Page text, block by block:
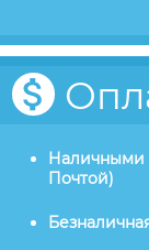
Наличными
Почтой)